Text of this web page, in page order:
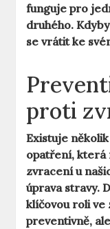
funguje pro
druhého.
se vrátit ke
proti
Existuje
opatření, která
zvracení u
úprava stravy.
klíčovou roli ve
preventivně,